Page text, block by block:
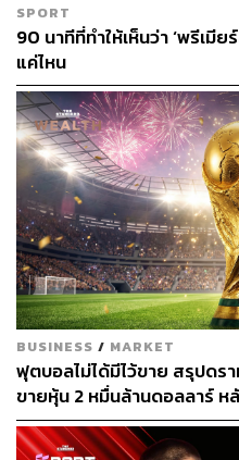
ในคำวิจารณ์ของคล็อปป์นั้น เ
สุขภาพของผู้เล่นที่เป็นประเด็
มา ซึ่งไม่ใช่เฉพาะเรื่องของ
อย่างหนักหน่วงโดยที่แทบไม่
สภาพจิตใจด้วย
“ตอนนี้มีเกมการแข่งขันมาก
หน้าเราอาจจะได้เห็นจำนวน
ที่ไม่เคยมีมาก่อน ซึ่งถ้ามันไ
ระหว่างการแข่งชิงสโมสรโ
“ไม่มีเวลาให้นักฟุตบอลพักฟื้น
หรือจิตใจ”
โดยที่คล็อปป์ยังได้เปรียบเทีย
NBA มีเงินรายได้มากกว่าแถ
ที่ เวอร์จิล ฟาน ไดจ์ค ไม่เคย
SPORT
90 นาทีที่ทำให้เห็นว่า ‘พรีเมีย
แค่ไหน
BUSINESS / MARKET
ฟุตบอลไม่ได้มีไว้ขาย สรุปดร
ขายหุ้น 2 หมื่นล้านดอลลาร์ ห
คว่ำบาตร